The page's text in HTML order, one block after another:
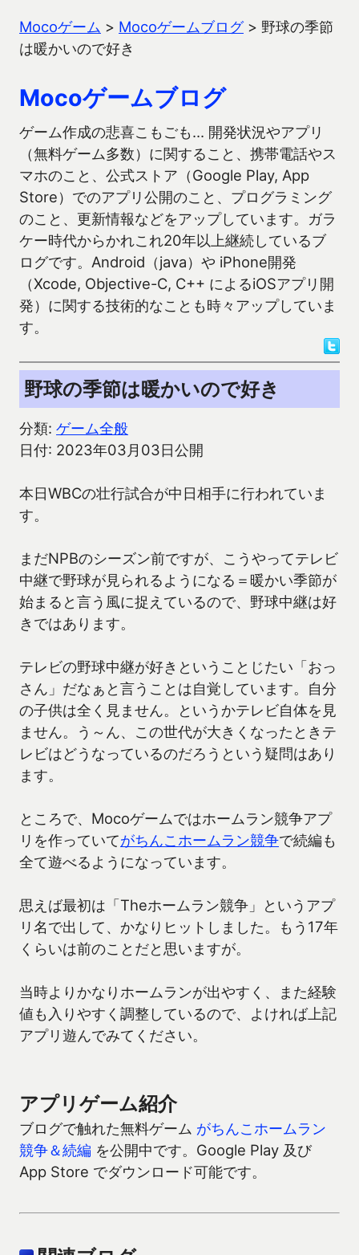
Mocoゲーム > Mocoゲームブログ> 野球の季節
は暖かいので好き
Mocoゲームブログ
ゲーム作成の悲喜こもごも… 開発状況やアプリ
（無料ゲーム多数）に関すること、携帯電話やス
マホのこと、公式ストア（Google Play, App
Store）でのアプリ公開のこと、プログラミング
のこと、更新情報などをアップしています。ガラ
ケー時代からかれこれ20年以上継続しているブ
ログです。Android（java）や iPhone開発
（Xcode, Objective-C, C++ によるiOSアプリ開
発）に関する技術的なことも時々アップしていま
す。
野球の季節は暖かいので好き
分類: ゲーム全般
日付: 2023年03月03日公開
本日WBCの壮行試合が中日相手に行われていま
す。
まだNPBのシーズン前ですが、こうやってテレビ
中継で野球が見られるようになる＝暖かい季節が
始まると言う風に捉えているので、野球中継は好
きではあります。
テレビの野球中継が好きということじたい「おっ
さん」だなぁと言うことは自覚しています。自分
の子供は全く見ません。というかテレビ自体を見
ません。う～ん、この世代が大きくなったときテ
レビはどうなっているのだろうという疑問はあり
ます。
ところで、Mocoゲームではホームラン競争アプ
リを作っていてがちんこホームラン競争で続編も
全て遊べるようになっています。
思えば最初は「Theホームラン競争」というアプ
リ名で出して、かなりヒットしました。もう17年
くらいは前のことだと思いますが。
当時よりかなりホームランが出やすく、また経験
値も入りやすく調整しているので、よければ上記
アプリ遊んでみてください。
アプリゲーム紹介
ブログで触れた無料ゲーム がちんこホームラン
競争＆続編 を公開中です。Google Play 及び
App Store でダウンロード可能です。